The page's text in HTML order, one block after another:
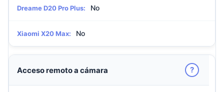
Dreame D20 Pro Plus: No
Xiaomi X20 Max: No
Acceso remoto a cámara ?